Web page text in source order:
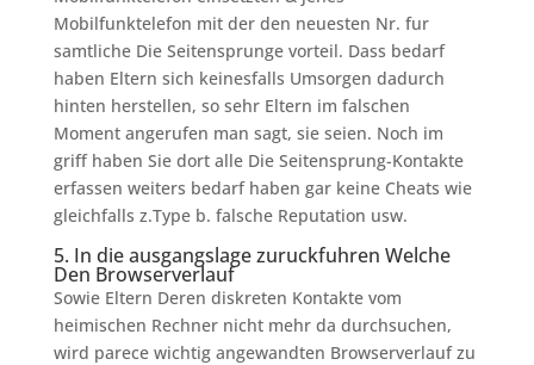
Mobilfunktelefon mit der den neuesten Nr. fur
samtliche Die Seitensprunge vorteil. Dass bedarf
haben Eltern sich keinesfalls Umsorgen dadurch
hinten herstellen, so sehr Eltern im falschen
Moment angerufen man sagt, sie seien. Noch im
griff haben Sie dort alle Die Seitensprung-Kontakte
erfassen weiters bedarf haben gar keine Cheats wie
gleichfalls z.Type b. falsche Reputation usw.
5. In die ausgangslage zuruckfuhren Welche
Den Browserverlauf
Sowie Eltern Deren diskreten Kontakte vom
heimischen Rechner nicht mehr da durchsuchen,
wird parece wichtig angewandten Browserverlauf zu